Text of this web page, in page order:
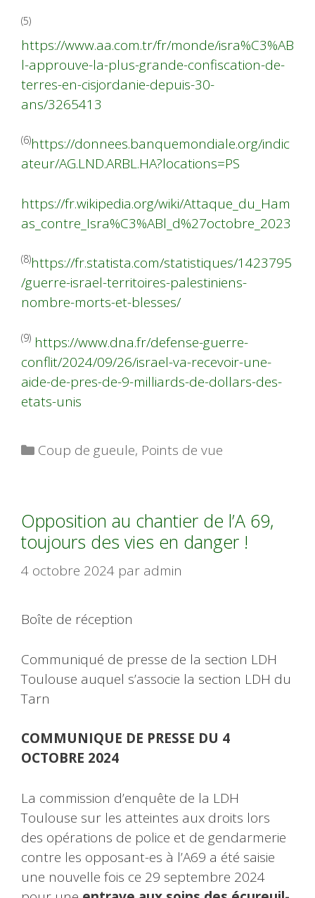
(5)
https://www.aa.com.tr/fr/monde/isra%C3%AB
l-approuve-la-plus-grande-confiscation-de-
terres-en-cisjordanie-depuis-30-
ans/3265413
(6)https://donnees.banquemondiale.org/indic
ateur/AG.LND.ARBL.HA?locations=PS
https://fr.wikipedia.org/wiki/Attaque_du_Ham
as_contre_Isra%C3%ABl_d%27octobre_2023
(8)https://fr.statista.com/statistiques/1423795
/guerre-israel-territoires-palestiniens-
nombre-morts-et-blesses/
(9) https://www.dna.fr/defense-guerre-
conflit/2024/09/26/israel-va-recevoir-une-
aide-de-pres-de-9-milliards-de-dollars-des-
etats-unis
Catégories
Coup de gueule, Points de vue
Opposition au chantier de l’A 69,
toujours des vies en danger !
4 octobre 2024 par admin
Boîte de réception
Communiqué de presse de la section LDH
Toulouse auquel s’associe la section LDH du
Tarn
COMMUNIQUE DE PRESSE DU 4
OCTOBRE 2024
La commission d’enquête de la LDH
Toulouse sur les atteintes aux droits lors
des opérations de police et de gendarmerie
contre les opposant-es à l’A69 a été saisie
une nouvelle fois ce 29 septembre 2024